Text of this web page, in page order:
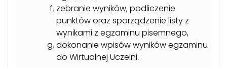
zebranie wyników, podliczenie
punktów oraz sporządzenie listy z
wynikami z egzaminu pisemnego,
dokonanie wpisów wyników egzaminu
do Wirtualnej Uczelni.